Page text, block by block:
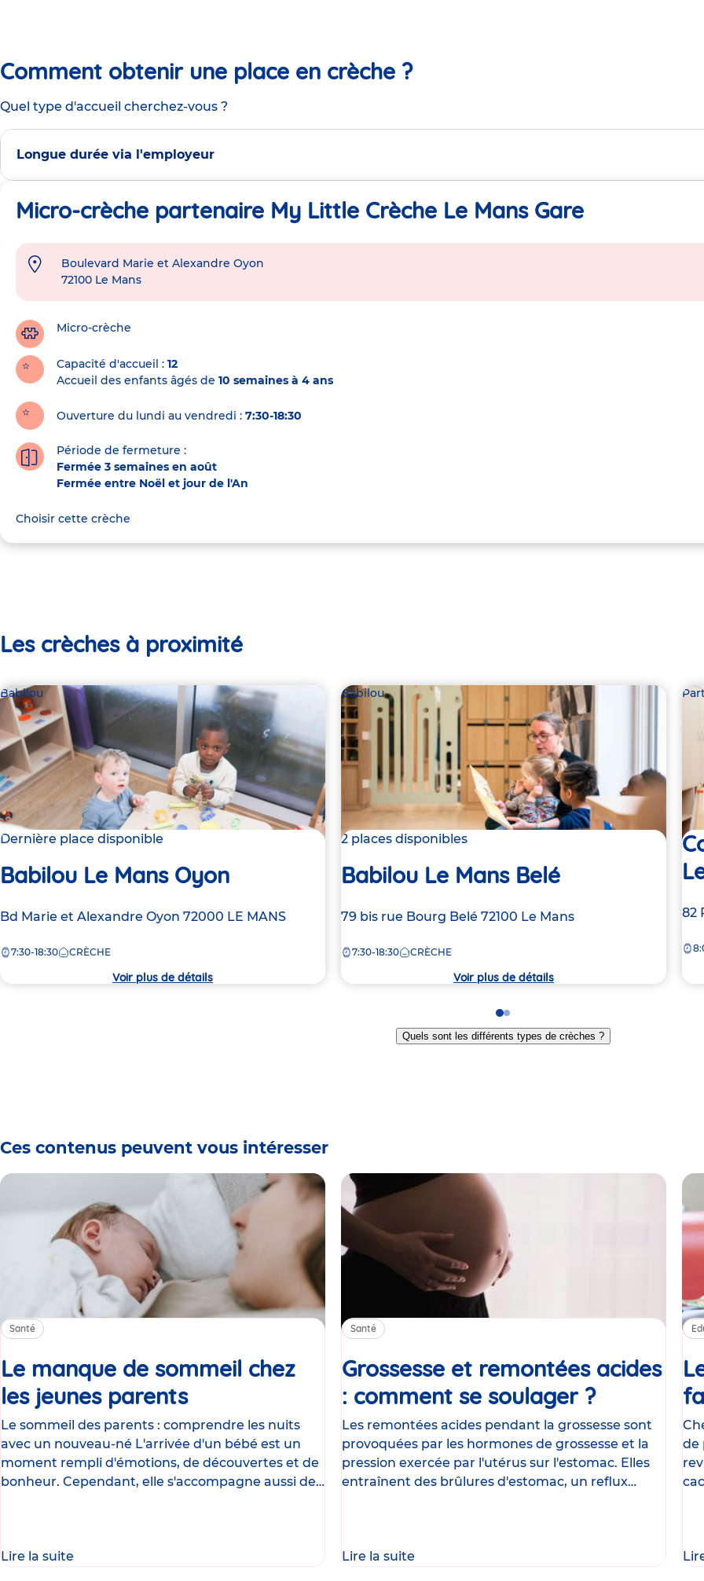
Comment obtenir une place en crèche ?
Quel type d'accueil cherchez-vous ?
Longue durée via l'employeur
Micro-crèche partenaire My Little Crèche Le Mans Gare
Adresse
crèche
Boulevard Marie et Alexandre Oyon
72100 Le Mans
Micro-crèche
Capacité d'accueil
12
Accueil des enfants âgés de 10 semaines à 4 ans
Ouverture du lundi au vendredi : 7:30-18:30
Période de fermeture :
Fermée 3 semaines en août
Fermée entre Noël et jour de l'An
Choisir cette crèche
Les crèches à proximité
Babilou
Dernière place disponible
Babilou Le Mans Oyon
Adresse
la
Bd Marie et Alexandre Oyon 72000 LE MANS
7:30-18:30 CRÈCHE
Voir plus de détails
Babilou
2 places disponibles
Babilou Le Mans Belé
Adresse
la
79 bis rue Bourg Belé 72100 Le Mans
7:30-18:30 CRÈCHE
Voir plus de détails
la
82
Go
to
slide
Go
to
slide
Quels sont les différents types de crèches ?
Ces contenus peuvent vous intéresser
Santé
Le manque de sommeil chez
les jeunes parentsArticle
Le sommeil des parents : comprendre les nuits
avec un nouveau-né L'arrivée d'un bébé est un
moment rempli d'émotions, de découvertes et de
bonheur. Cependant, elle s'accompagne aussi de
Lire la suite
Santé
Grossesse et remontées acides
: comment se soulager ?Article
Les remontées acides pendant la grossesse sont
provoquées par les hormones de grossesse et la
pression exercée par l'utérus sur l'estomac. Elles
entraînent des brûlures d'estomac, un reflux
Lire la suite
de